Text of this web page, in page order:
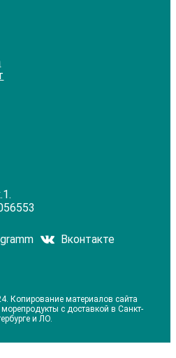
Вконтакте
Копирование материалов сайта
с доставкой в Санкт-
и ЛО.